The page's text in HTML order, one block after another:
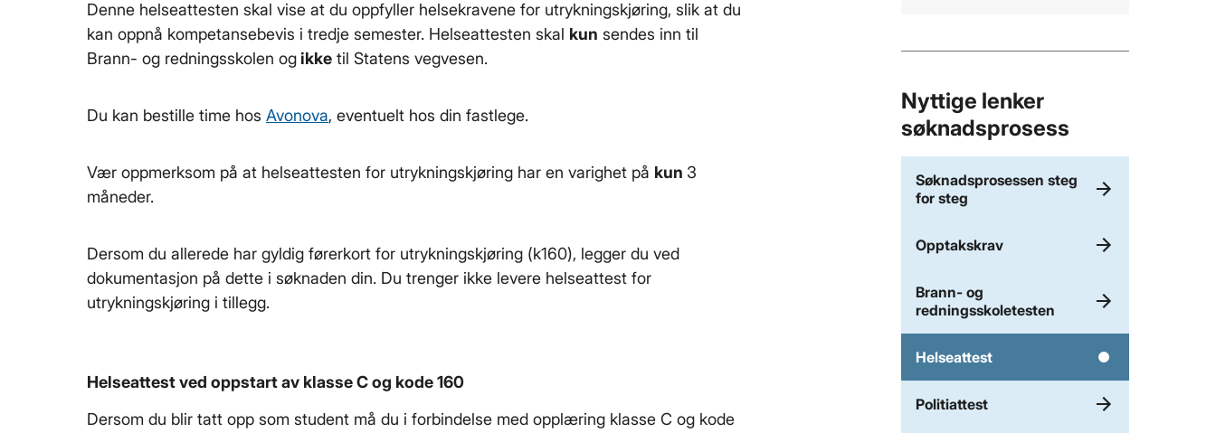
Denne helseattesten skal vise at du oppfyller helsekravene for utrykningskjøring, slik at du
kan oppnå kompetansebevis i tredje semester. Helseattesten skal kun sendes inn til
Brann- og redningsskolen og ikke til Statens vegvesen.
Du kan bestille time hos Avonova, eventuelt hos din fastlege.
Vær oppmerksom på at helseattesten for utrykningskjøring har en varighet på kun 3
måneder.
Dersom du allerede har gyldig førerkort for utrykningskjøring (k160), legger du ved
dokumentasjon på dette i søknaden din. Du trenger ikke levere helseattest for
utrykningskjøring i tillegg.
Helseattest ved oppstart av klasse C og kode 160
Dersom du blir tatt opp som student må du i forbindelse med opplæring klasse C og kode
Nyttige lenker
søknadsprosess
Søknadsprosessen steg
for steg
Opptakskrav
Brann- og
redningsskoletesten
Helseattest
Politiattest